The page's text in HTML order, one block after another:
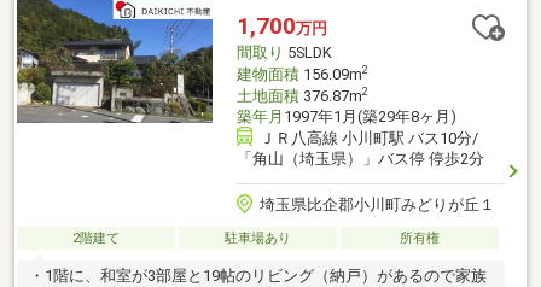
━━━━━・・・物件の詳細・ご相談はお気軽にお問い合わせく
ださい。
1,700万円
間取り 5SLDK
建物面積156.09m2
土地面積376.87m2
築年月 1997年1月(築29年8ヶ月)
ＪＲ八高線 小川町駅 バス10分/
「角山（埼玉県）」バス停 停歩2分
埼玉県比企郡小川町みどりが丘１
2階建て 駐車場あり 所有権
・1階に、和室が3部屋と19帖のリビング（納戸）があるので家族